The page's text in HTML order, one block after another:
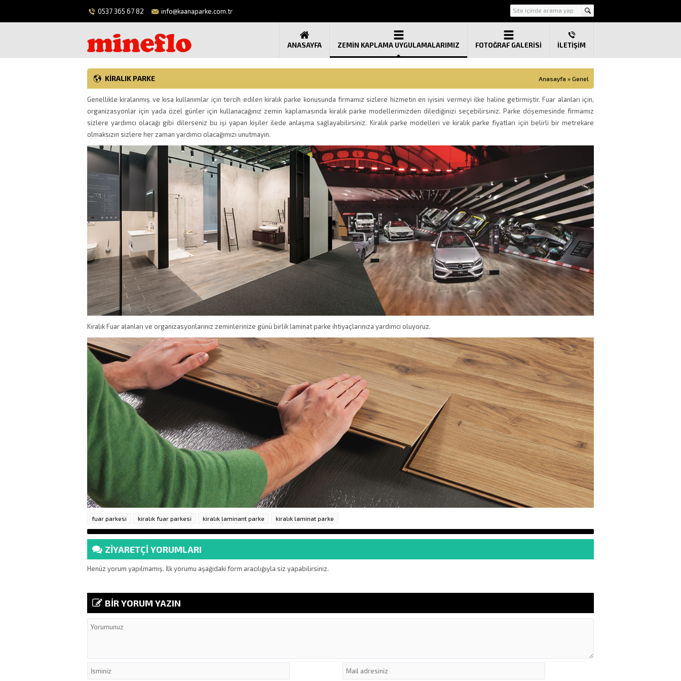
0537 365 67 82 info@kaanaparke.com.tr
ANASAYFA ZEMİN KAPLAMA UYGULAMALARIMIZ FOTOĞRAF GALERİSİ İLETIŞIM
KIRALIK PARKE Anasayfa » Genel
Genellikle kiralanmış ve kısa kullanımlar için tercih edilen kiralık parke konusunda firmamız sizlere hizmetin en iyisini vermeyi ilke haline getirmiştir. Fuar alanları için,
organizasyonlar için yada özel günler için kullanacağınız zemin kaplamasında kiralık parke modellerimizden dilediğinizi seçebilirsiniz. Parke döşemesinde firmamız
sizlere yardımcı olacağı gibi dilerseniz bu işi yapan kişiler ilede anlaşma sağlayabilirsiniz. Kiralık parke modelleri ve kiralık parke fiyatları için belirli bir metrekare
olmaksızın sizlere her zaman yardımcı olacağımızı unutmayın.
Kiralık Fuar alanları ve organizasyonlarınız zeminlerinize günü birlik laminat parke ihtiyaçlarınıza yardımcı oluyoruz.
fuar parkesi kiralık fuar parkesi kiralık laminant parke kiralık laminat parke
ZİYARETÇİ YORUMLARI
Henüz yorum yapılmamış. İlk yorumu aşağıdaki form aracılığıyla siz yapabilirsiniz.
BİR YORUM YAZIN